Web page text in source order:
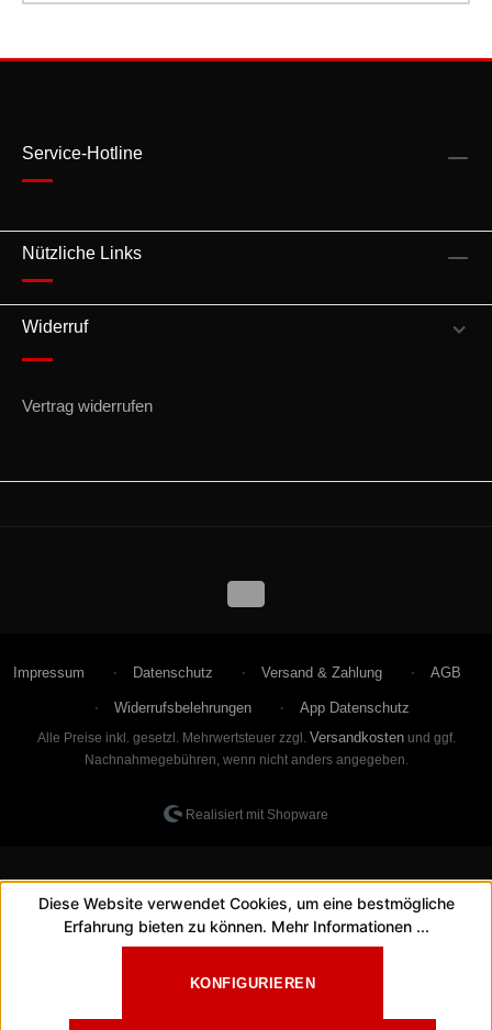
Service-Hotline
Nützliche Links
Widerruf
Vertrag widerrufen
Impressum Datenschutz Versand & Zahlung AGB
Widerrufsbelehrungen App Datenschutz
Alle Preise inkl. gesetzl. Mehrwertsteuer zzgl. Versandkostenund ggf.
Nachnahmegebühren, wenn nicht anders angegeben.
Realisiert mit Shopware
Diese Website verwendet Cookies, um eine bestmögliche
Erfahrung bieten zu können. Mehr Informationen ...
KONFIGURIEREN